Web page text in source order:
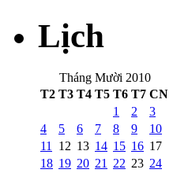
Lịch
Tháng Mười 2010
T2 T3 T4 T5 T6 T7 CN
1 2
3
4
5 6 7 8 9
10
11
12 13 14 15 16 17
18 19 20 21 22 23 24